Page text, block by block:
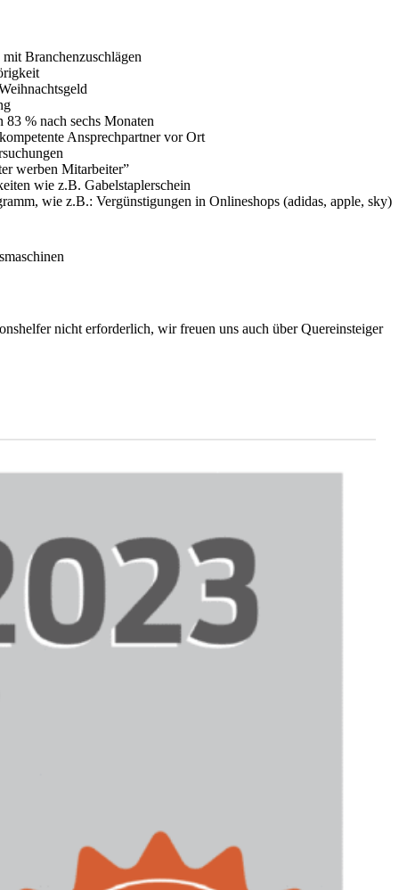
Branchenzuschlägen
83 % nach sechs Monaten
Ansprechpartner vor Ort
werben Mitarbeiter”
wie z.B. Gabelstaplerschein
wie z.B.: Vergünstigungen in Onlineshops (adidas, apple, sky)
nicht erforderlich, wir freuen uns auch über Quereinsteiger